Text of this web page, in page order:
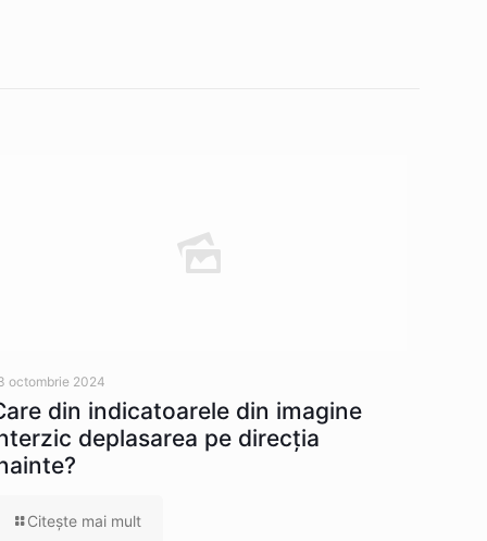
octombrie 2024
din indicatoarele din imagine
deplasarea pe direcția
Citeşte mai mult